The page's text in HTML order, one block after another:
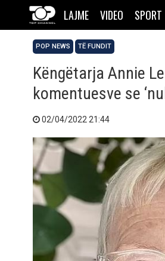
LAJME VIDEO SPORT
POP NEWS TË FUNDIT
Këngëtarja Annie
komentuesve se
02/04/2022 21:44